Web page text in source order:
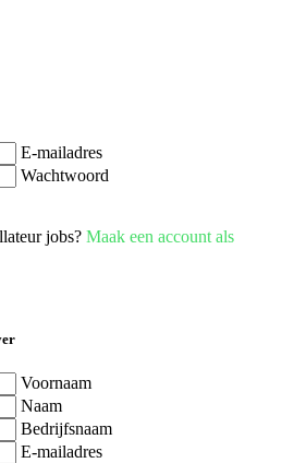
E-mailadres
Wachtwoord
jobs? Maak een account als
Voornaam
Naam
Bedrijfsnaam
E-mailadres